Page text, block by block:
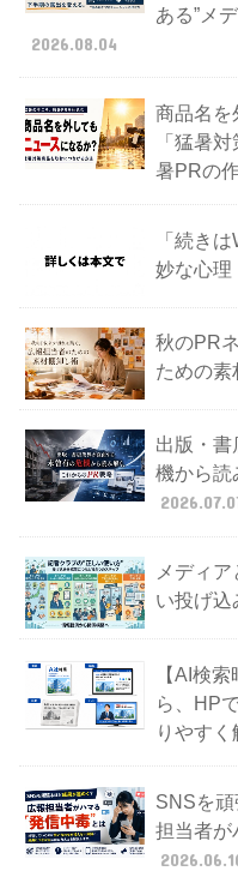
ある”メ
2026.08.04
商品名を
「猛暑
暑PRの
「続き
妙な心理
秋のPR
ための素
出版・書
機から読
メディ
い投げ込
【AI検
ら、HP
りやすく
SNSを
担当者が